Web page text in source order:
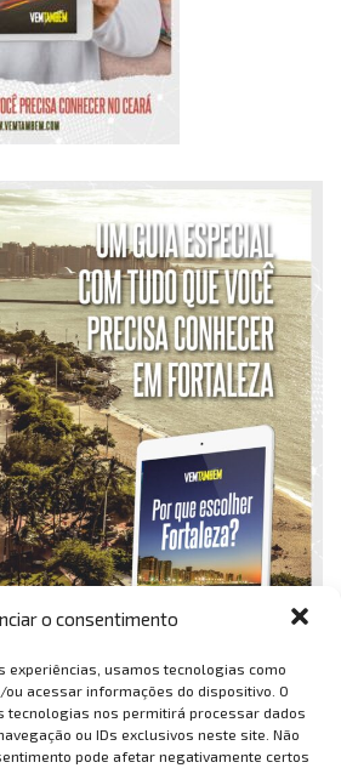
o consentimento
experiências, usamos tecnologias como
acessar informações do dispositivo. O
tecnologias nos permitirá processar dados
ou IDs exclusivos neste site. Não
pode afetar negativamente certos